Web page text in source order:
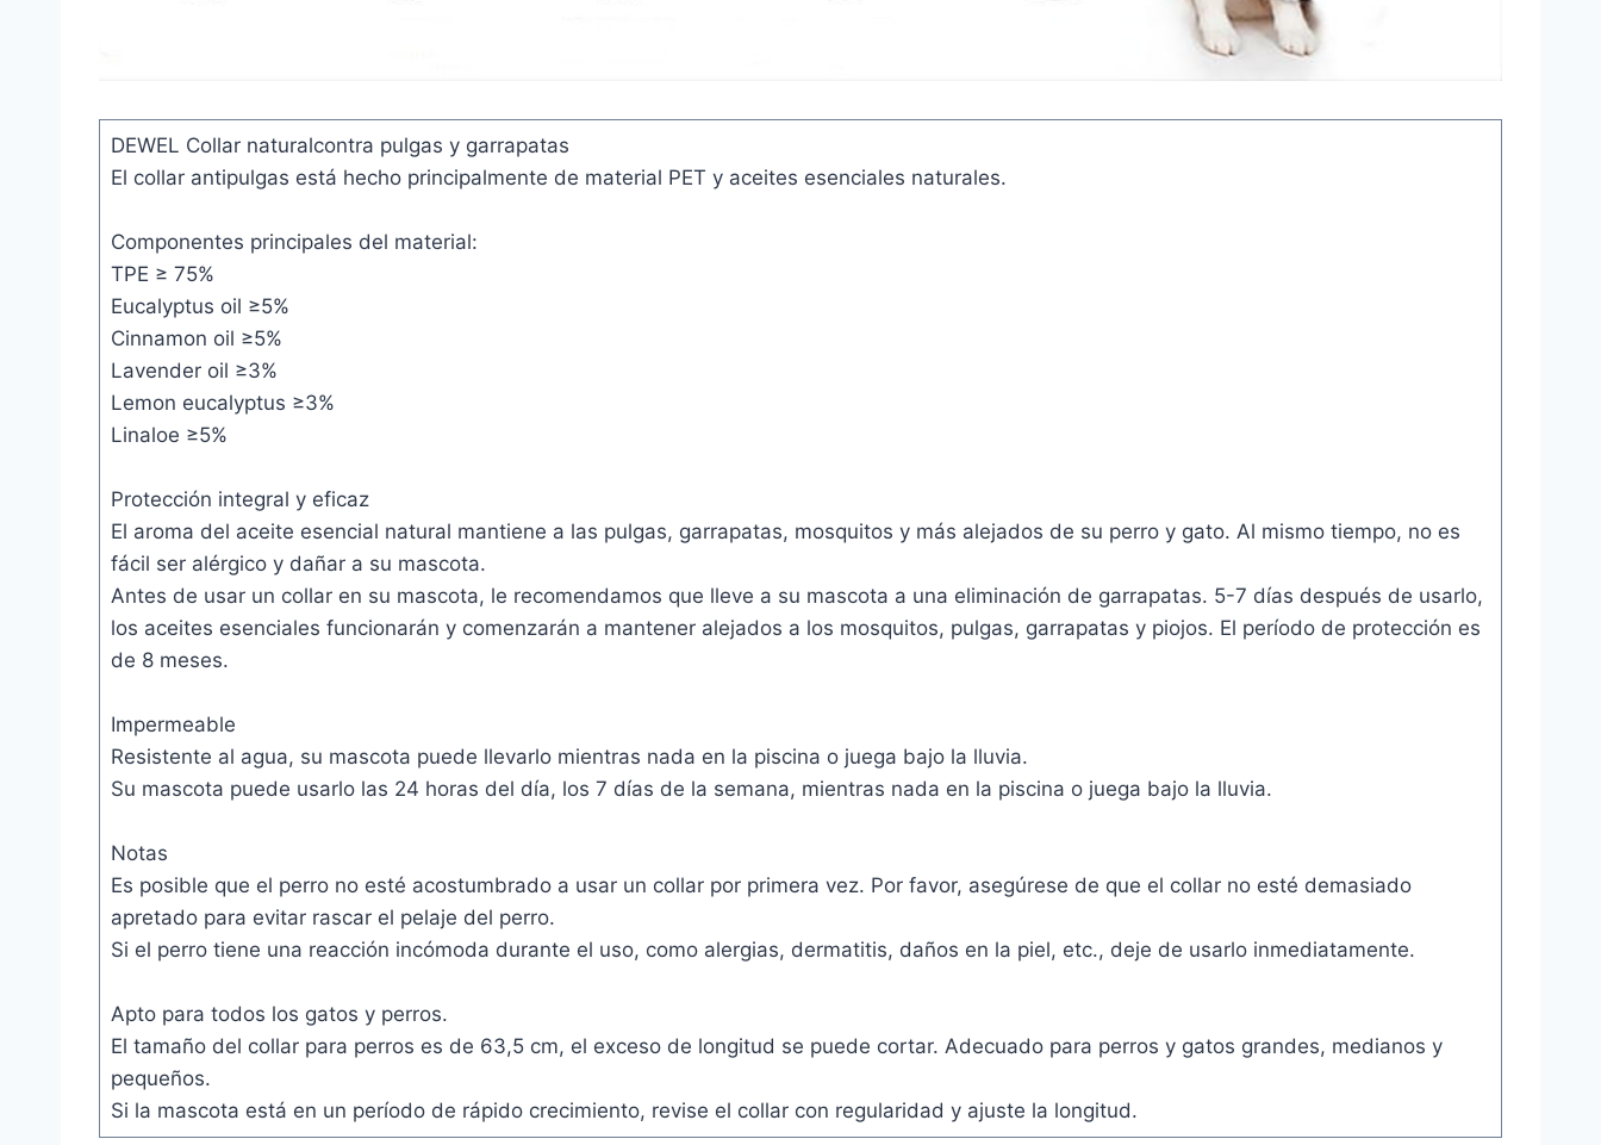
DEWEL Collar naturalcontra pulgas y garrapatas
El collar antipulgas está hecho principalmente de material PET y aceites esenciales naturales.
Componentes principales del material:
TPE ≥ 75%
Eucalyptus oil ≥5%
Cinnamon oil ≥5%
Lavender oil ≥3%
Lemon eucalyptus ≥3%
Linaloe ≥5%
Protección integral y eficaz
El aroma del aceite esencial natural mantiene a las pulgas, garrapatas, mosquitos y más alejados de su perro y gato. Al mismo tiempo, no es
fácil ser alérgico y dañar a su mascota.
Antes de usar un collar en su mascota, le recomendamos que lleve a su mascota a una eliminación de garrapatas. 5-7 días después de usarlo,
los aceites esenciales funcionarán y comenzarán a mantener alejados a los mosquitos, pulgas, garrapatas y piojos. El período de protección es
de 8 meses.
Impermeable
Resistente al agua, su mascota puede llevarlo mientras nada en la piscina o juega bajo la lluvia.
Su mascota puede usarlo las 24 horas del día, los 7 días de la semana, mientras nada en la piscina o juega bajo la lluvia.
Notas
Es posible que el perro no esté acostumbrado a usar un collar por primera vez. Por favor, asegúrese de que el collar no esté demasiado
apretado para evitar rascar el pelaje del perro.
Si el perro tiene una reacción incómoda durante el uso, como alergias, dermatitis, daños en la piel, etc., deje de usarlo inmediatamente.
Apto para todos los gatos y perros.
El tamaño del collar para perros es de 63,5 cm, el exceso de longitud se puede cortar. Adecuado para perros y gatos grandes, medianos y
pequeños.
Si la mascota está en un período de rápido crecimiento, revise el collar con regularidad y ajuste la longitud.